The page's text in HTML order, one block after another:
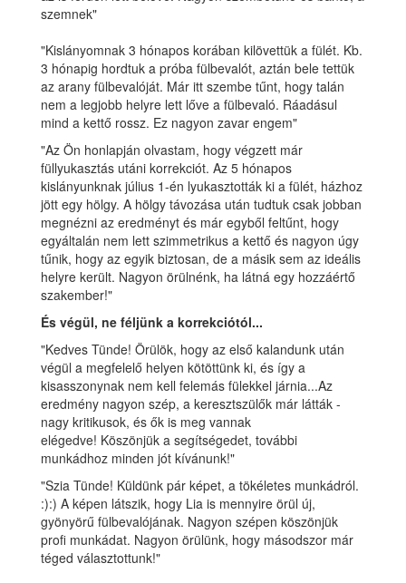
szemnek"
"Kislányomnak 3 hónapos korában kilövettük a fülét. Kb.
3 hónapig hordtuk a próba fülbevalót, aztán bele tettük
az arany fülbevalóját. Már itt szembe tűnt, hogy talán
nem a legjobb helyre lett lőve a fülbevaló. Ráadásul
mind a kettő rossz. Ez nagyon zavar engem"
"Az Ön honlapján olvastam, hogy végzett már
füllyukasztás utáni korrekciót. Az 5 hónapos
kislányunknak július 1-én lyukasztották ki a fülét, házhoz
jött egy hölgy. A hölgy távozása után tudtuk csak jobban
megnézni az eredményt és már egyből feltűnt, hogy
egyáltalán nem lett szimmetrikus a kettő és nagyon úgy
tűnik, hogy az egyik biztosan, de a másik sem az ideális
helyre került. Nagyon örülnénk, ha látná egy hozzáértő
szakember!"
És végül, ne féljünk a korrekciótól...
"Kedves Tünde! Örülök, hogy az első kalandunk után
végül a megfelelő helyen kötöttünk ki, és így a
kisasszonynak nem kell felemás fülekkel járnia...Az
eredmény nagyon szép, a keresztszülők már látták -
nagy kritikusok, és ők is meg vannak
elégedve! Köszönjük a segítségedet, további
munkádhoz minden jót kívánunk!"
"Szia Tünde! Küldünk pár képet, a tökéletes munkádról.
:):) A képen látszik, hogy Lia is mennyire örül új,
gyönyörű fülbevalójának. Nagyon szépen köszönjük
profi munkádat. Nagyon örülünk, hogy másodszor már
téged választottunk!"